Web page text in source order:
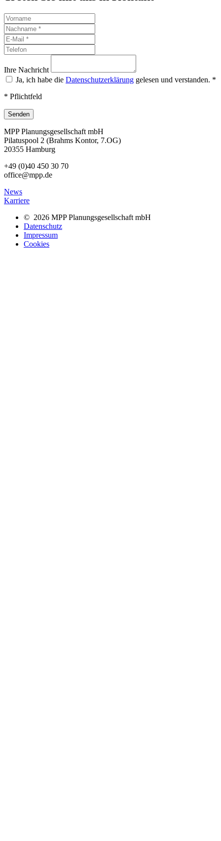
Ihre Nachricht
Ja, ich habe die Datenschutzerklärung gelesen und verstanden. *
* Pflichtfeld
Senden
MPP Planungsgesellschaft mbH
Pilatuspool 2 (Brahms Kontor, 7.OG)
20355 Hamburg
+49 (0)40 450 30 70
office@mpp.de
News
Karriere
© 2026 MPP Planungsgesellschaft mbH
Datenschutz
Impressum
Cookies